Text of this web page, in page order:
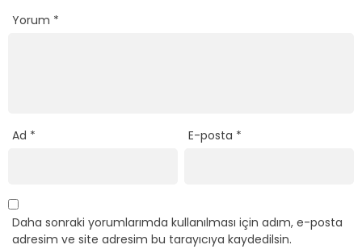
Yorum *
Ad * E-posta *
Daha sonraki yorumlarımda kullanılması için adım, e-posta
adresim ve site adresim bu tarayıcıya kaydedilsin.